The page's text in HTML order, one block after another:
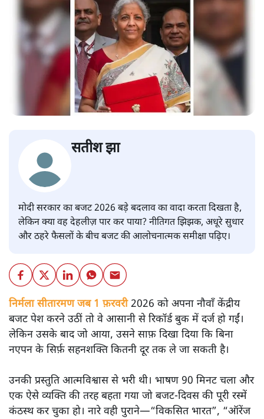
सतीश झा
मोदी सरकार का बजट 2026 बड़े बदलाव का वादा करता दिखता है,
लेकिन क्या वह देहलीज़ पार कर पाया? नीतिगत झिझक, अधूरे सुधार
और ठहरे फैसलों के बीच बजट की आलोचनात्मक समीक्षा पढ़िए।
निर्मला सीतारमण जब 1 फ़रवरी2026 को अपना नौवाँ केंद्रीय
बजट पेश करने उठीं तो वे आसानी से रिकॉर्ड बुक में दर्ज हो गईं।
लेकिन उसके बाद जो आया, उसने साफ़ दिखा दिया कि बिना
नएपन के सिर्फ़ सहनशक्ति कितनी दूर तक ले जा सकती है।
उनकी प्रस्तुति आत्मविश्वास से भरी थी। भाषण 90 मिनट चला और
एक ऐसे व्यक्ति की तरह बहता गया जो बजट‑दिवस की पूरी रस्में
कंठस्थ कर चुका हो। नारे वही पुराने—“विकसित भारत”, “ऑरेंज